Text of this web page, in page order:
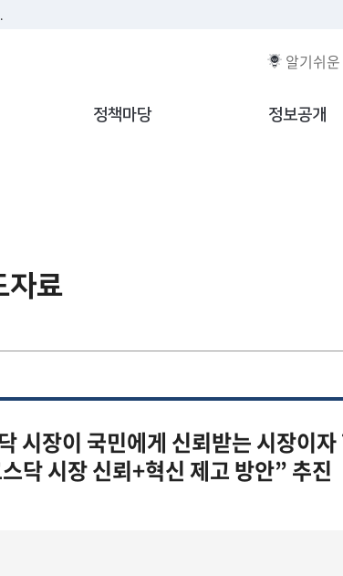
알기쉬
정책마당 정보공개
자료
시장이 국민에게 신뢰받는 시장이
닥 시장 신뢰+혁신 제고 방안” 추진